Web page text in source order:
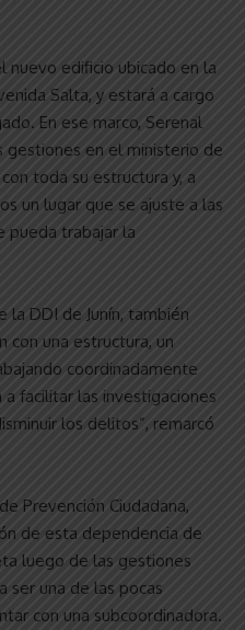
nuevo edificio ubicado en la
Salta, y estará a cargo
En ese marco, Serenal
gestiones en el ministerio de
toda su estructura y, a
un lugar que se ajuste a las
pueda trabajar la
la DDI de Junín, también
con una estructura, un
coordinadamente
a facilitar las investigaciones
los delitos”, remarcó
Prevención Ciudadana,
de esta dependencia de
luego de las gestiones
ser una de las pocas
con una subcoordinadora.